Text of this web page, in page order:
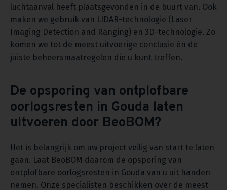
luchtaanval heeft plaatsgevonden in de buurt van. Ook
maken we gebruik van LIDAR-technologie (Laser
Imaging Detection and Ranging) en 3D-technologie. Zo
komen we tot de meest uitvoerige conclusie én de
juiste beheersmaatregelen die u kunt treffen.
De opsporing van ontplofbare
oorlogsresten in Gouda laten
uitvoeren door BeoBOM?
Het is belangrijk om uw project veilig van start te laten
gaan. Laat BeoBOM daarom de opsporing van
ontplofbare oorlogsresten in Gouda van u uit handen
nemen. Onze specialisten beschikken over de meest